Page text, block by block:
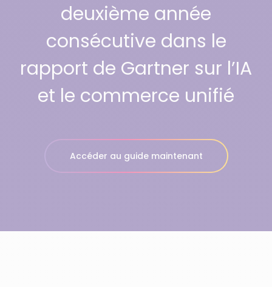
deuxième année
consécutive dans le
rapport de Gartner sur l’IA
et le commerce unifié
Accéder au guide maintenant